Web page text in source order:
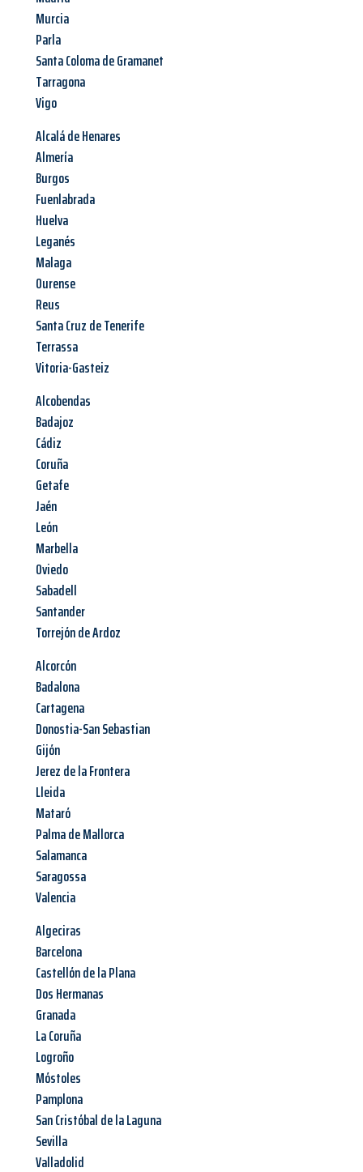
Murcia
Parla
Santa Coloma de Gramanet
Tarragona
Vigo
Alcalá de Henares
Almería
Burgos
Fuenlabrada
Huelva
Leganés
Malaga
Ourense
Reus
Santa Cruz de Tenerife
Terrassa
Vitoria-Gasteiz
Alcobendas
Badajoz
Cádiz
Coruña
Getafe
Jaén
León
Marbella
Oviedo
Sabadell
Santander
Torrejón de Ardoz
Alcorcón
Badalona
Cartagena
Donostia-San Sebastian
Gijón
Jerez de la Frontera
Lleida
Mataró
Palma de Mallorca
Salamanca
Saragossa
Valencia
Algeciras
Barcelona
Castellón de la Plana
Dos Hermanas
Granada
La Coruña
Logroño
Móstoles
Pamplona
San Cristóbal de la Laguna
Sevilla
Valladolid